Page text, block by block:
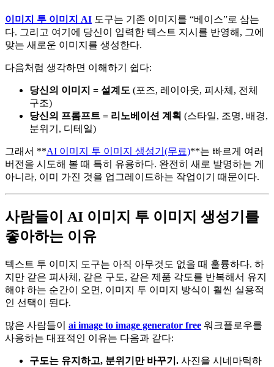
이미지 투 이미지 AI 도구는 기존 이미지를 “베이스”로 삼는
다. 그리고 여기에 당신이 입력한 텍스트 지시를 반영해, 그에
맞는 새로운 이미지를 생성한다.
다음처럼 생각하면 이해하기 쉽다:
당신의 이미지 = 설계도 (포즈, 레이아웃, 피사체, 전체
구조)
당신의 프롬프트 = 리노베이션 계획 (스타일, 조명, 배경,
분위기, 디테일)
그래서 **AI 이미지 투 이미지 생성기(무료)**는 빠르게 여러
버전을 시도해 볼 때 특히 유용하다. 완전히 새로 발명하는 게
아니라, 이미 가진 것을 업그레이드하는 작업이기 때문이다.
사람들이 AI 이미지 투 이미지 생성기를
좋아하는 이유
텍스트 투 이미지 도구는 아직 아무것도 없을 때 훌륭하다. 하
지만 같은 피사체, 같은 구도, 같은 제품 각도를 반복해서 유지
해야 하는 순간이 오면, 이미지 투 이미지 방식이 훨씬 실용적
인 선택이 된다.
많은 사람들이 ai image to image generator free 워크플로우를
사용하는 대표적인 이유는 다음과 같다:
구도는 유지하고, 분위기만 바꾸기. 사진을 시네마틱하